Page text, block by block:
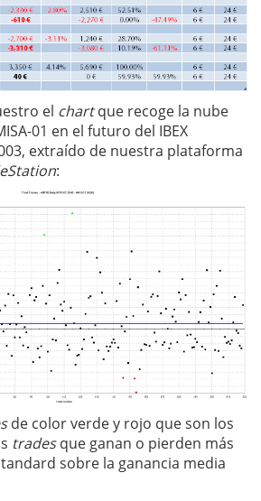
el chartque recoge la nube
01 en el futuro del IBEX
extraído de nuestra plataforma
:
de color verde y rojo que son los
tradesque ganan o pierden más
sobre la ganancia media